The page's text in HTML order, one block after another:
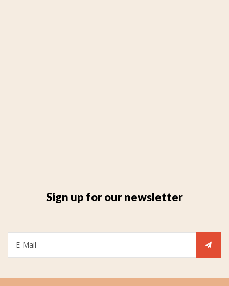
Sign up for our newsletter